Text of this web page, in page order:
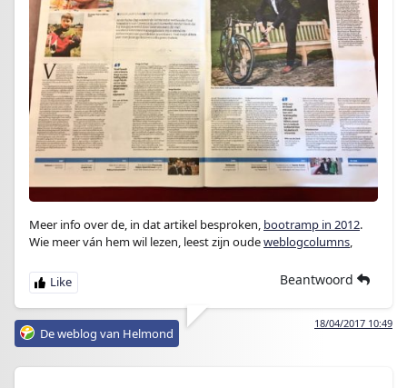
Meer info over de, in dat artikel besproken, bootramp in 2012.
Wie meer ván hem wil lezen, leest zijn oudeweblogcolumns,
Beantwoord
18/04/2017 10:49
De weblog van Helmond